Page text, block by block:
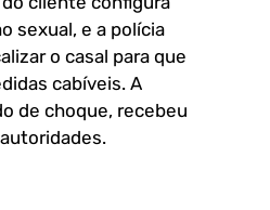
sexual, e a polícia
o casal para que
cabíveis. A
de choque, recebeu